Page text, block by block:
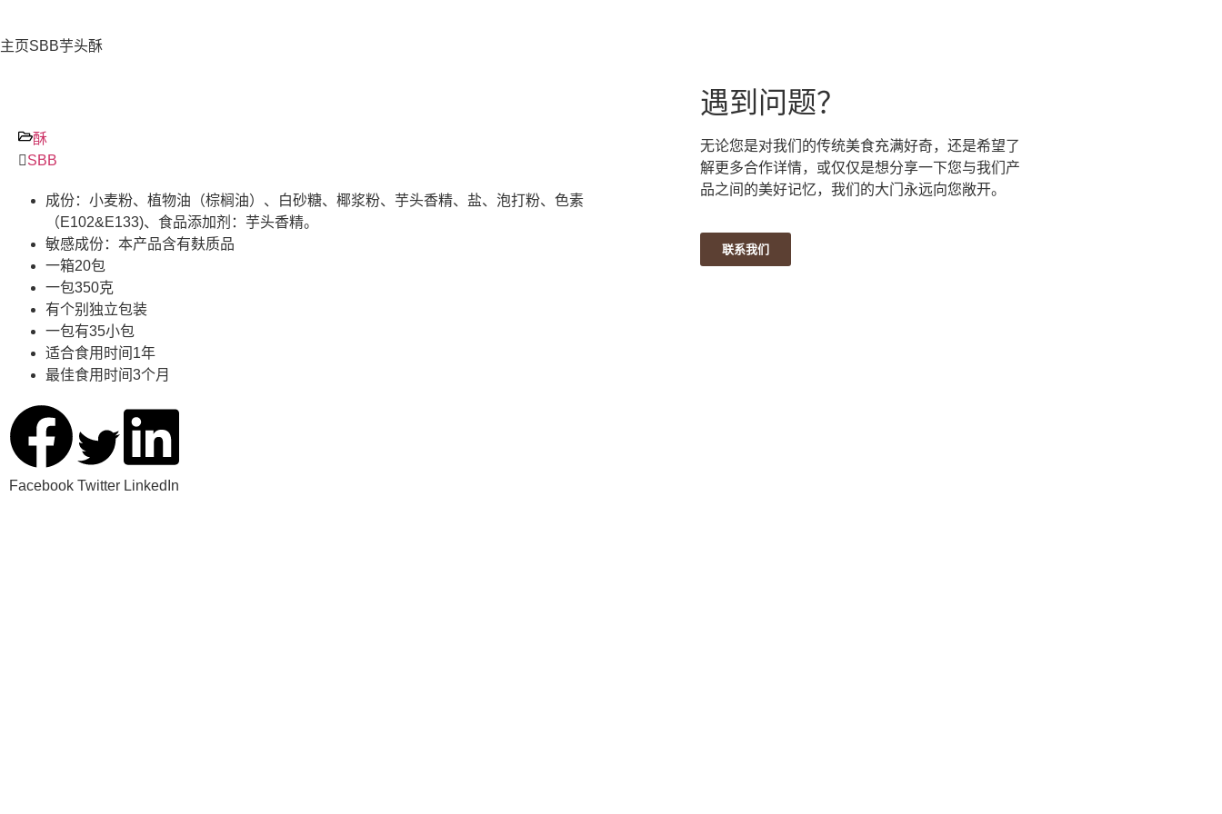
主页SBB芋头酥
酥
SBB
成份：小麦粉、植物油（棕榈油）、白砂糖、椰浆粉、芋头香精、盐、泡打粉、色素
（E102&E133)、食品添加剂：芋头香精。
敏感成份：本产品含有麸质品
一箱20包
一包350克
有个别独立包装
一包有35小包
适合食用时间1年
最佳食用时间3个月
Facebook Twitter LinkedIn
遇到问题？
无论您是对我们的传统美食充满好奇，还是希望了
解更多合作详情，或仅仅是想分享一下您与我们产
品之间的美好记忆，我们的大门永远向您敞开。
联系我们